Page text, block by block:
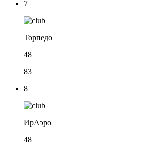
7
Торпедо
48
83
8
ИрАэро
48